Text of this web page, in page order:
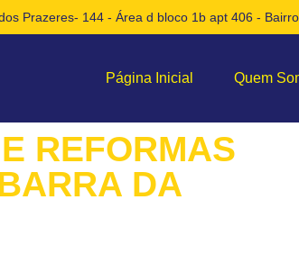
Prazeres- 144 - Área d bloco 1b apt 406 -
Página Inicial Quem
REFORMAS
DA